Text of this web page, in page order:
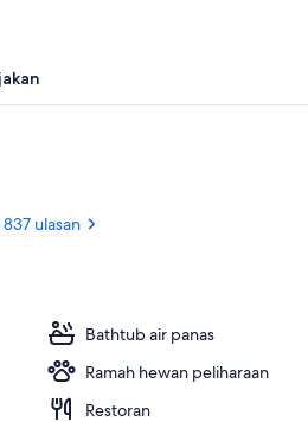
3 restoran; melayani sarapan, makan
ulasan
Bathtub air panas
Ramah hewan peliharaan
Restoran